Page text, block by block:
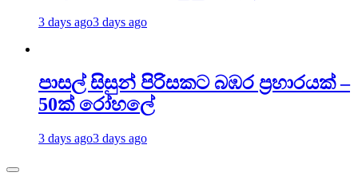
3 days ago3 days ago
පාසල් සිසුන් පිරිසකට බඹර ප්‍රහාරයක් –
50ක් රෝහලේ
3 days ago3 days ago